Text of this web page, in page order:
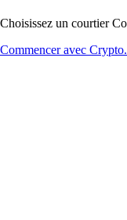
Choisissez un courtier
Commencer avec